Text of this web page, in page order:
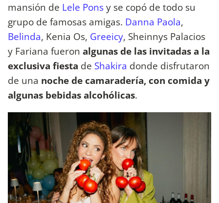
mansión de Lele Ponsy se copó de todo su
grupo de famosas amigas. Danna Paola,
Belinda, Kenia Os, Greeicy, Sheinnys Palacios
y Fariana fueron algunas de las invitadas a la
exclusiva fiesta de Shakira donde disfrutaron
de una noche de camaradería, con comida y
algunas bebidas alcohólicas.